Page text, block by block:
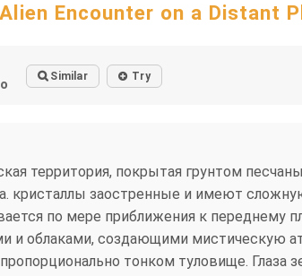
Alien Encounter on a Distant
Similar Try
территория, покрытая грунтом
кристаллы заостренные и имеют
по мере приближения к переднему
облаками, создающими мистическую
тонком туловище.